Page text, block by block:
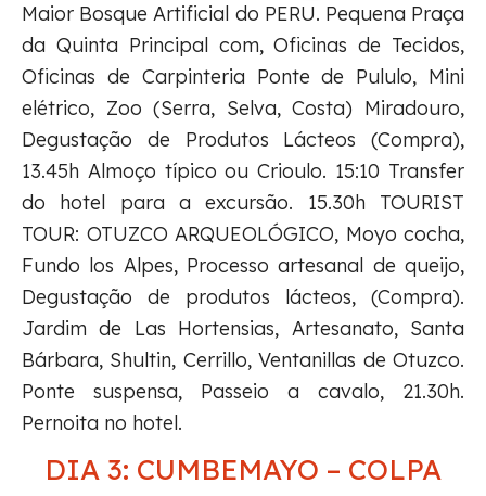
Maior Bosque Artificial do PERU. Pequena Praça
da Quinta Principal com, Oficinas de Tecidos,
Oficinas de Carpinteria Ponte de Pululo, Mini
elétrico, Zoo (Serra, Selva, Costa) Miradouro,
Degustação de Produtos Lácteos (Compra),
13.45h Almoço típico ou Crioulo. 15:10 Transfer
do hotel para a excursão. 15.30h TOURIST
TOUR: OTUZCO ARQUEOLÓGICO, Moyo cocha,
Fundo los Alpes, Processo artesanal de queijo,
Degustação de produtos lácteos, (Compra).
Jardim de Las Hortensias, Artesanato, Santa
Bárbara, Shultin, Cerrillo, Ventanillas de Otuzco.
Ponte suspensa, Passeio a cavalo, 21.30h.
Pernoita no hotel.
DIA 3: CUMBEMAYO – COLPA